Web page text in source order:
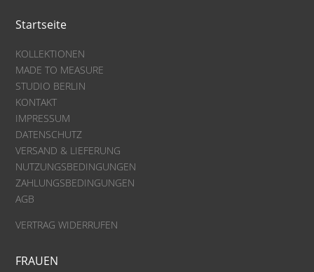
Startseite
KOLLEKTIONEN
MADE TO MEASURE
STUDIO BERLIN
KONTAKT
IMPRESSUM
DATENSCHUTZ
VERSAND & LIEFERUNG
NUTZUNGSBEDINGUNGEN
ZAHLUNGSBEDINGUNGEN
AGB
VERTRAG WIDERRUFEN
FRAUEN